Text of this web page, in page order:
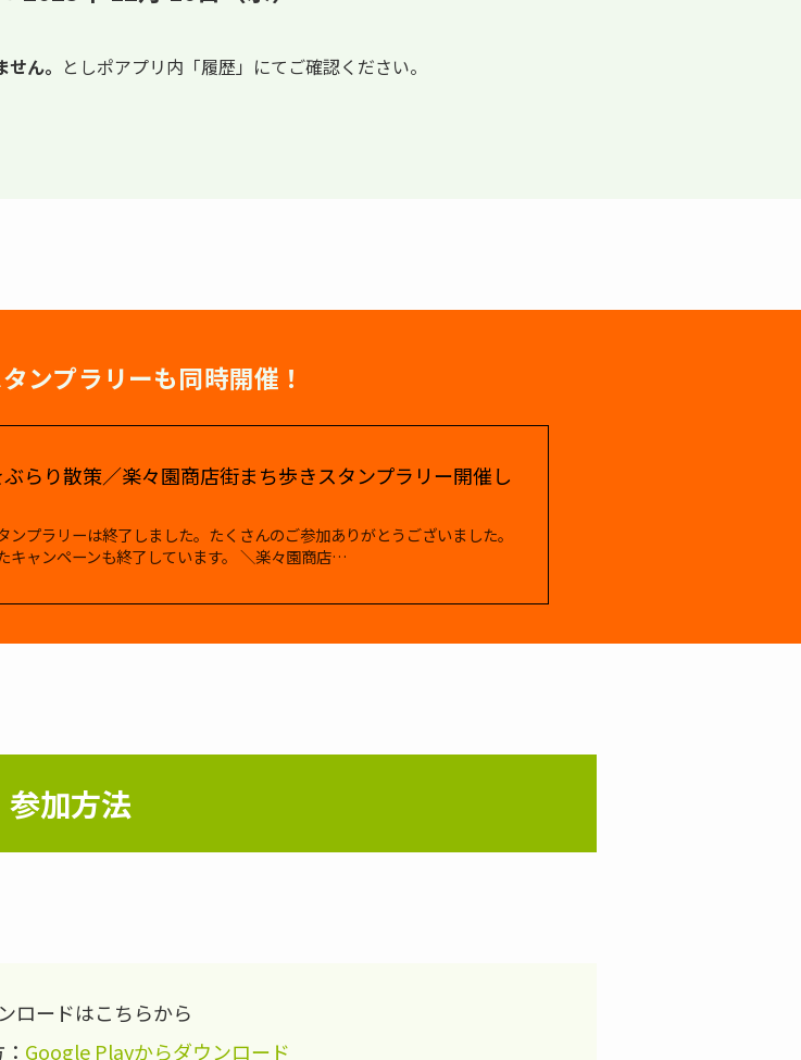
ん。 としポアプリ内「履歴」にてご確認ください。
ンプラリーも同時開催！
ぶらり散策／楽々園商店街まち歩きスタンプラリー開催し
ンプラリーは終了しました。たくさんのご参加ありがとうございました。
キャンペーンも終了しています。 ＼楽々園商店…
参加方法
ロードはこちらから
Google Playからダウンロード